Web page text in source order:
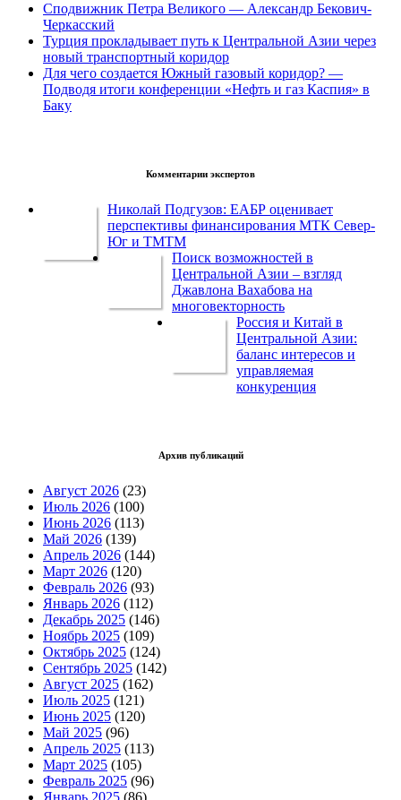
Сподвижник Петра Великого — Александр Бекович-
Черкасский
Турция прокладывает путь к Центральной Азии через
новый транспортный коридор
Для чего создается Южный газовый коридор? —
Подводя итоги конференции «Нефть и газ Каспия» в
Баку
Комментарии экспертов
Николай Подгузов: ЕАБР оценивает
перспективы финансирования МТК Север-
Юг и ТМТМ
Поиск возможностей в
Центральной Азии – взгляд
Джавлона Вахабова на
многовекторность
Россия и Китай в
Центральной Азии:
баланс интересов и
управляемая
конкуренция
Архив публикаций
Август 2026 (23)
Июль 2026 (100)
Июнь 2026 (113)
Май 2026 (139)
Апрель 2026 (144)
Март 2026 (120)
Февраль 2026 (93)
Январь 2026 (112)
Декабрь 2025 (146)
Ноябрь 2025 (109)
Октябрь 2025 (124)
Сентябрь 2025 (142)
Август 2025 (162)
Июль 2025 (121)
Июнь 2025 (120)
Май 2025 (96)
Апрель 2025 (113)
Март 2025 (105)
Февраль 2025 (96)